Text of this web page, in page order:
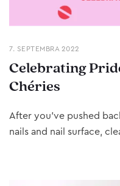
7. SEPTEMBRA 2022
Celebrating
Chéries
After you’ve pushed
nails and nail surface,